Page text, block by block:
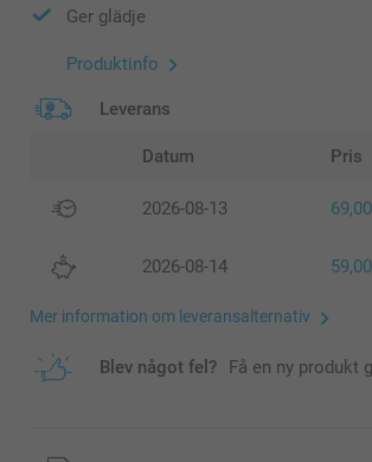
Ger glädje
Produktinfo
Leverans
Datum Pris
2026-08-13 69,00
2026-08-14 59,00
Mer information om leveransalternativ
Blev något fel? Få en ny produkt